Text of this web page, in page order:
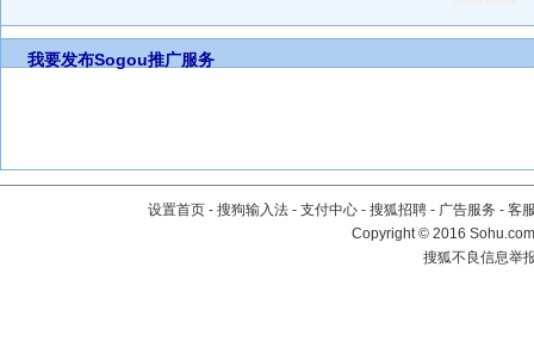
我要发布Sogou推广服务
设置首页 - 搜狗输入法 - 支付中心 - 搜狐招聘 - 广告服务 - 客
Copyright©2016
搜狐不良信息举